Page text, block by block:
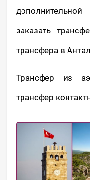
заказать
трансфера в
Трансфер из
трансфер